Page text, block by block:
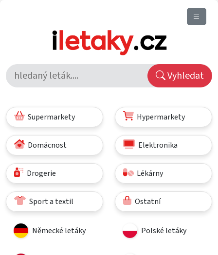
Vyhledat
Supermarkety Hypermarkety
Domácnost Elektronika
Drogerie Lékárny
Sport a textil Ostatní
Německé letáky Polské letáky